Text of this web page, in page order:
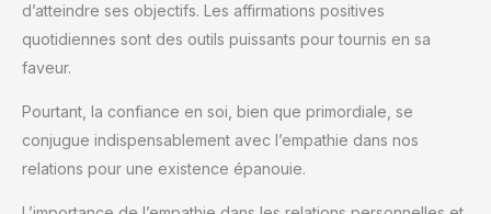
d’atteindre ses objectifs. Les affirmations positives
quotidiennes sont des outils puissants pour tournis en sa
faveur.
Pourtant, la confiance en soi, bien que primordiale, se
conjugue indispensablement avec l’empathie dans nos
relations pour une existence épanouie.